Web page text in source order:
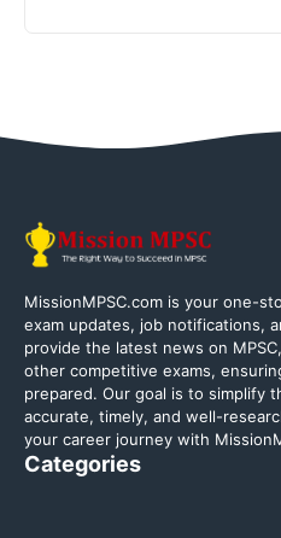
MissionMPSC.com is your one-
exam updates, job notifications,
provide the latest news on
other competitive exams,
prepared. Our goal is to simplify
accurate, timely, and well-
your career journey with
Categories